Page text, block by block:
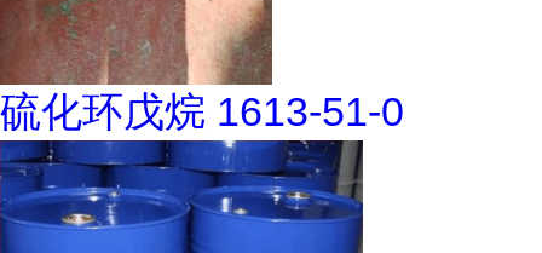
硫化环戊烷 1613-51-0